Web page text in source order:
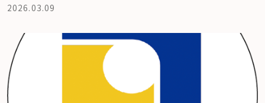
2026.03.09